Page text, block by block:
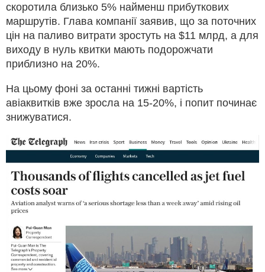
скоротила близько 5% найменш прибуткових
маршрутів. Глава компанії заявив, що за поточних
цін на паливо витрати зростуть на $11 млрд, а для
виходу в нуль квитки мають подорожчати
приблизно на 20%.
На цьому фоні за останні тижні вартість
авіаквитків вже зросла на 15-20%, і попит починає
знижуватися.